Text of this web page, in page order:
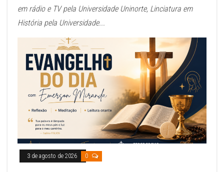
em rádio e TV pela Universidade Uninorte, Linciatura em
História pela Universidade...
3 de agosto de 2026 0